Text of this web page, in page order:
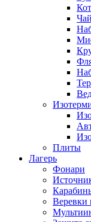
Плиты
Лагерь
Фонари